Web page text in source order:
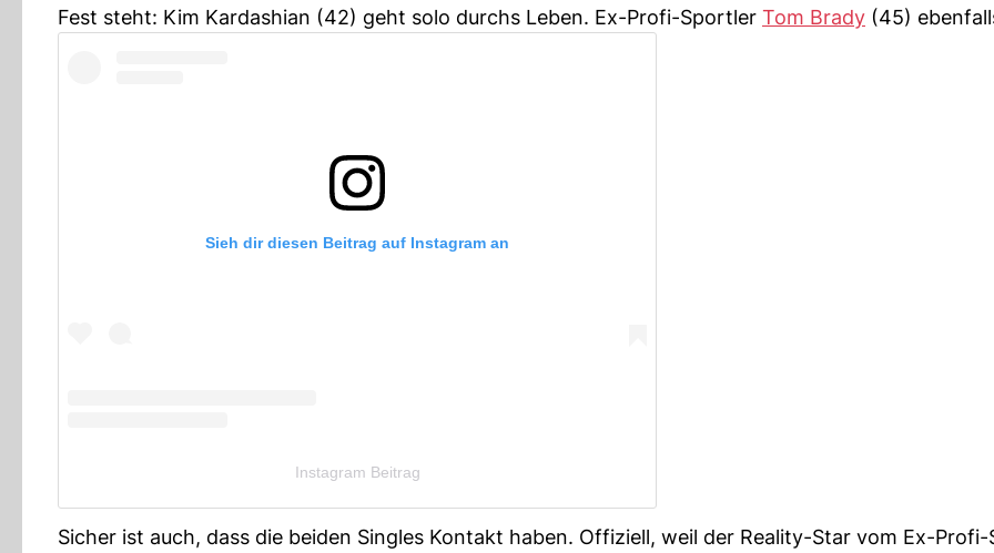
Fest steht: Kim Kardashian (42) geht solo durchs Leben. Ex-Profi-Sportler Tom Brady (45)
Sieh dir diesen Beitrag auf Instagram an
Instagram Beitrag
Sicher ist auch, dass die beiden Singles Kontakt haben. Offiziell, weil der Reality-Star vom Ex-